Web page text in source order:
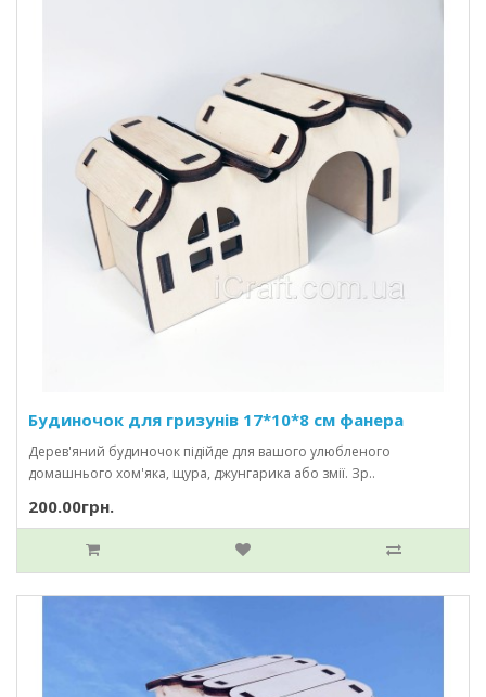
Будиночок для гризунів 17*10*8 см фанера
Дерев'яний будиночок підійде для вашого улюбленого
домашнього хом'яка, щура, джунгарика або змії. Зр..
200.00грн.